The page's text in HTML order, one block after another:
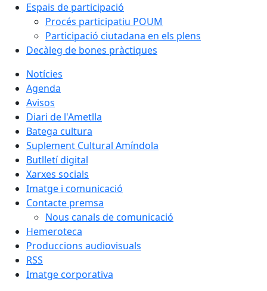
Espais de participació
Procés participatiu POUM
Participació ciutadana en els plens
Decàleg de bones pràctiques
Notícies
Agenda
Avisos
Diari de l'Ametlla
Batega cultura
Suplement Cultural Amíndola
Butlletí digital
Xarxes socials
Imatge i comunicació
Contacte premsa
Nous canals de comunicació
Hemeroteca
Produccions audiovisuals
RSS
Imatge corporativa